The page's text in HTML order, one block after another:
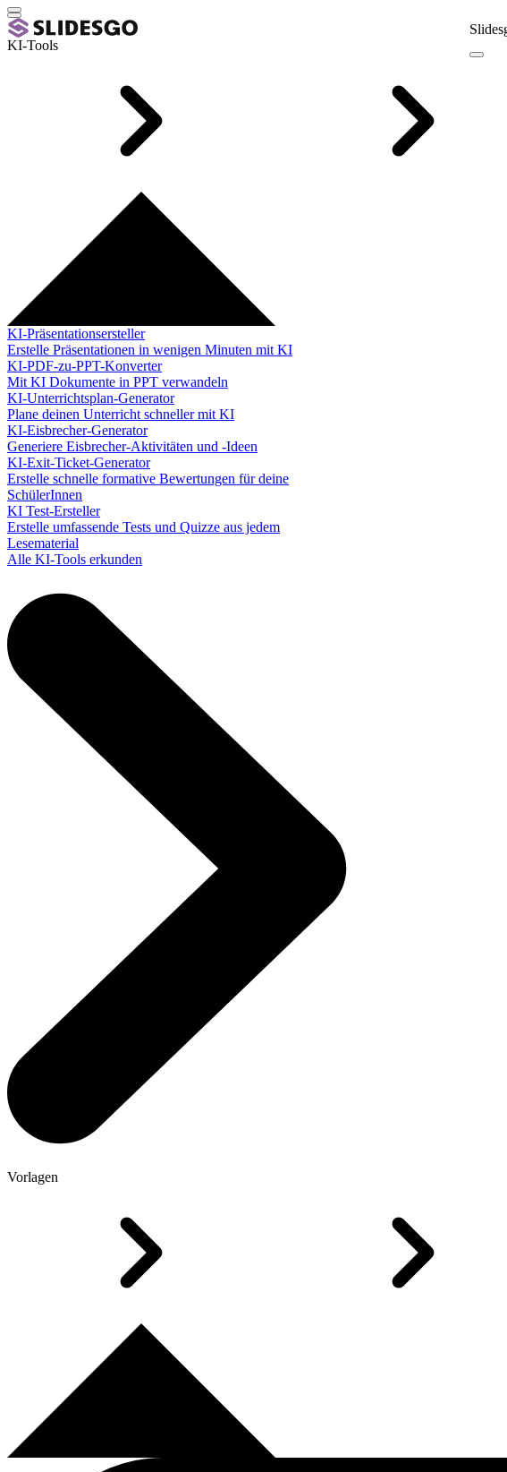
KI-Tools
KI-Präsentationsersteller
Erstelle Präsentationen in wenigen Minuten mit KI
KI-PDF-zu-PPT-Konverter
Mit KI Dokumente in PPT verwandeln
KI-Unterrichtsplan-Generator
Plane deinen Unterricht schneller mit KI
KI-Eisbrecher-Generator
Generiere Eisbrecher-Aktivitäten und -Ideen
KI-Exit-Ticket-Generator
Erstelle schnelle formative Bewertungen für deine
SchülerInnen
KI Test-Ersteller
Erstelle umfassende Tests und Quizze aus jedem
Lesematerial
Alle KI-Tools erkunden
Vorlagen